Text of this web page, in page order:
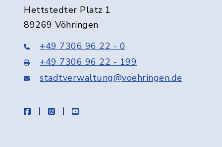
Hettstedter Platz 1
89269 Vöhringen
+49 7306 96 22 - 0
+49 7306 96 22 - 199
stadtverwaltung@voehringen.de
facebookinstagramyoutube